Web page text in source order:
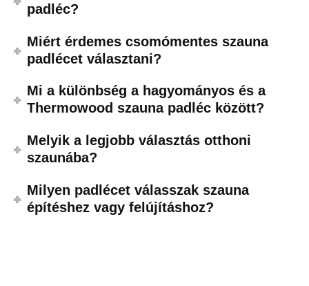
padléc?
Miért érdemes csomómentes szauna
padlécet választani?
Mi a különbség a hagyományos és a
Thermowood szauna padléc között?
Melyik a legjobb választás otthoni
szaunába?
Milyen padlécet válasszak szauna
építéshez vagy felújításhoz?